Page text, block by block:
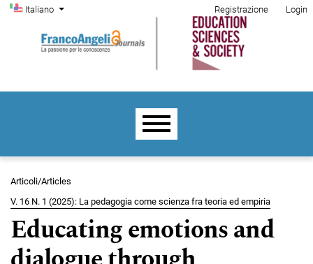
Salta al menu principale di navigazione
Salta al contenuto principale
Salta al piè di pagina del sito
Cambia la lingua. La lingua corrente è:
Italiano
Menu di amministrazione
Registrazione Login
Menu principale
Articoli/Articles
V. 16 N. 1 (2025): La pedagogia come scienza fra teoria ed empiria
Educating emotions and